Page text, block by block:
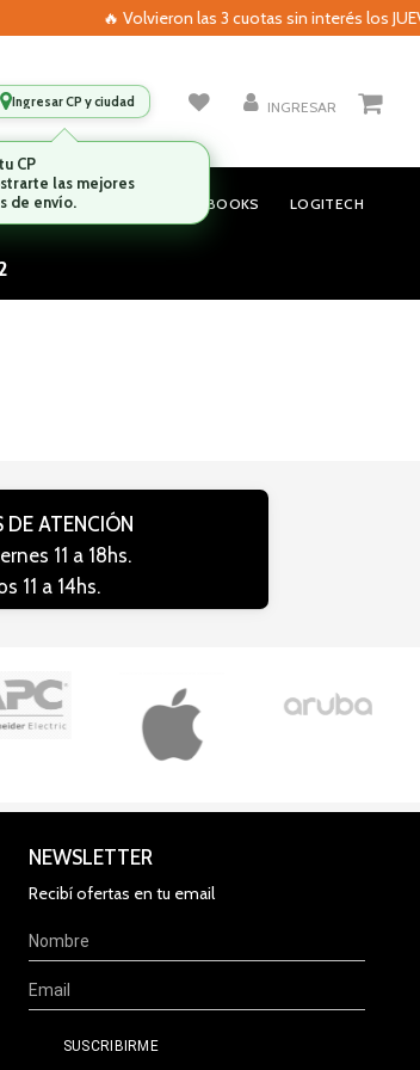
🔥 Volvieron las 3 cuotas sin interés los
Ingresar CP y ciudad INGRESAR
AUDIO NOTEBOOKS LOGITECH
DE ATENCIÓN
11 a 18hs.
11 a 14hs.
NEWSLETTER
Recibí ofertas en tu email